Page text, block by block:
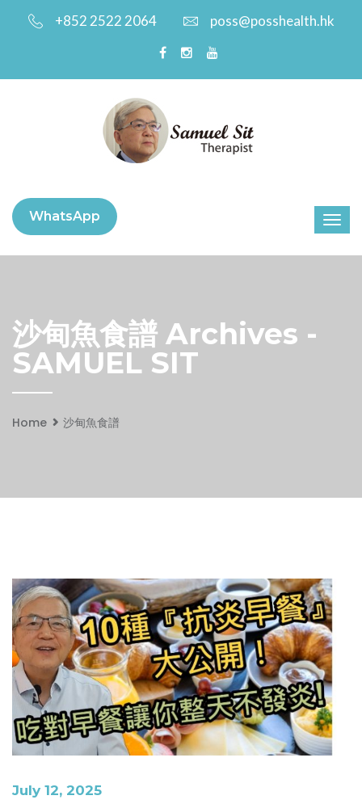
+852 2522 2064 poss@posshealth.hk
WhatsApp
沙甸魚食譜 Archives -
SAMUEL SIT
Home 沙甸魚食譜
July 12, 2025